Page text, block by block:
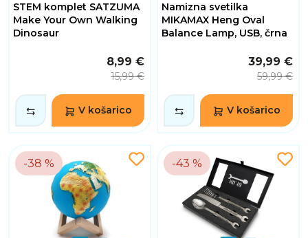
STEM komplet SATZUMA
Make Your Own Walking
Dinosaur
8,99 €
15,99 €
V košarico
Namizna svetilka
MIKAMAX Heng Oval
Balance Lamp, USB, črna
39,99 €
59,99 €
V košarico
-38 % -43 %